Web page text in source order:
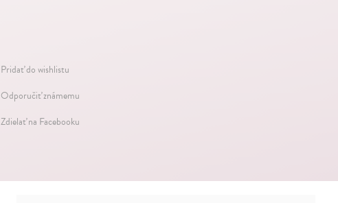
Pridať do wishlistu
Odporučiť známemu
Zdielať na Facebooku